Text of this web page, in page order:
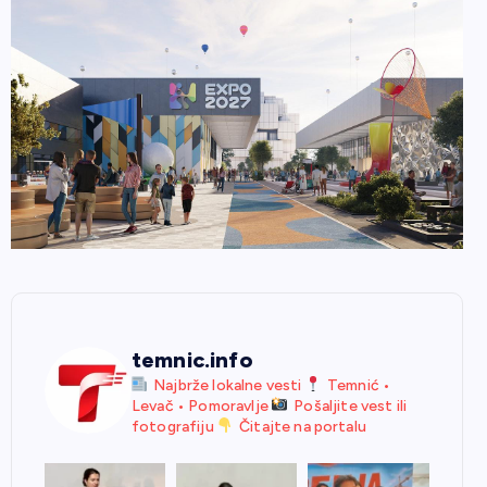
temnic.info
Najbrže lokalne vesti
Temnić •
Levač • Pomoravlje
Pošaljite vest ili
fotografiju
Čitajte na portalu